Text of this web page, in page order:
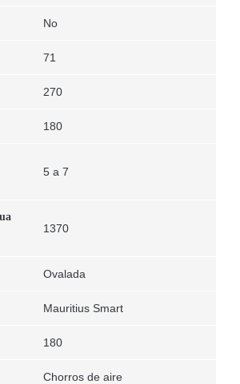
No
71
270
180
5 a 7
1370
Ovalada
Mauritius Smart
180
Chorros de aire